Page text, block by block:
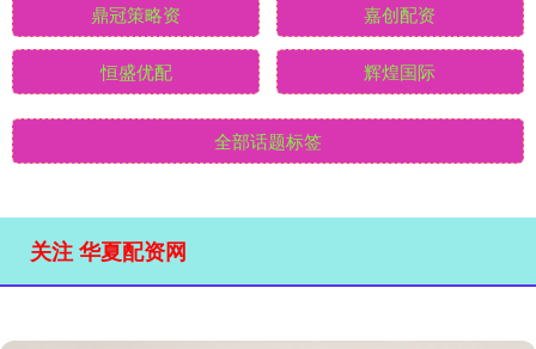
鼎冠策略资 嘉创配资
恒盛优配 辉煌国际
全部话题标签
关注 华夏配资网